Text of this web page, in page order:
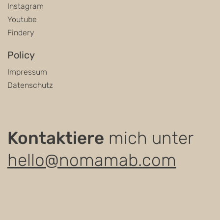
Kontaktiere mich unter
hello@nomamab.com
Instagram
Youtube
Findery
Policy
Impressum
Datenschutz